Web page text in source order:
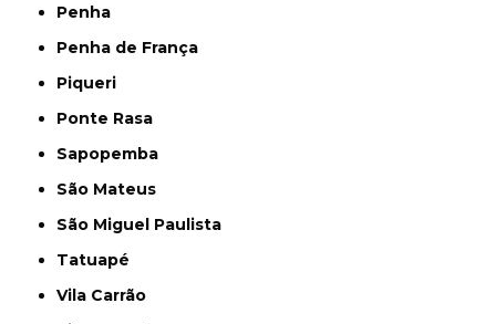
Penha
Penha de França
Piqueri
Ponte Rasa
Sapopemba
São Mateus
São Miguel Paulista
Tatuapé
Vila Carrão